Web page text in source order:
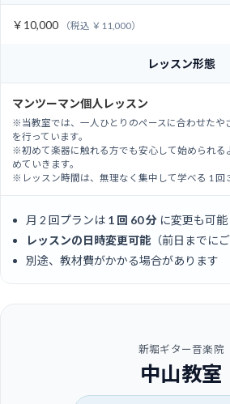
￥10,000 （税込 ￥11,000）
レッスン形態
マンツーマン個人レッスン
※当教室では、一人ひとりのペースに合わせたや
を行っています。
※初めて楽器に触れる方でも安心して始められる
めていきます。
※レッスン時間は、無理なく集中して学べる 1 回
月 2 回プランは 1 回 60 分に変更も可能
レッスンの日時変更可能（前日までに
別途、教材費がかかる場合があります
新堀ギター音楽院
中山教室